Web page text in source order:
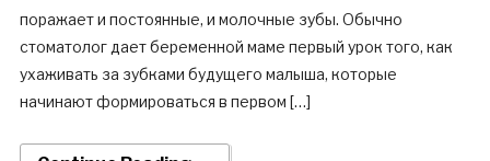
поражает и постоянные, и молочные зубы. Обычно
стоматолог дает беременной маме первый урок того, как
ухаживать за зубками будущего малыша, которые
начинают формироваться в первом […]